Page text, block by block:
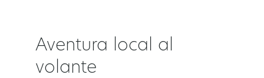
Aventura local al
volante